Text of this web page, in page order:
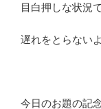
目白押しな状況で
遅れをとらない
今日のお題の記